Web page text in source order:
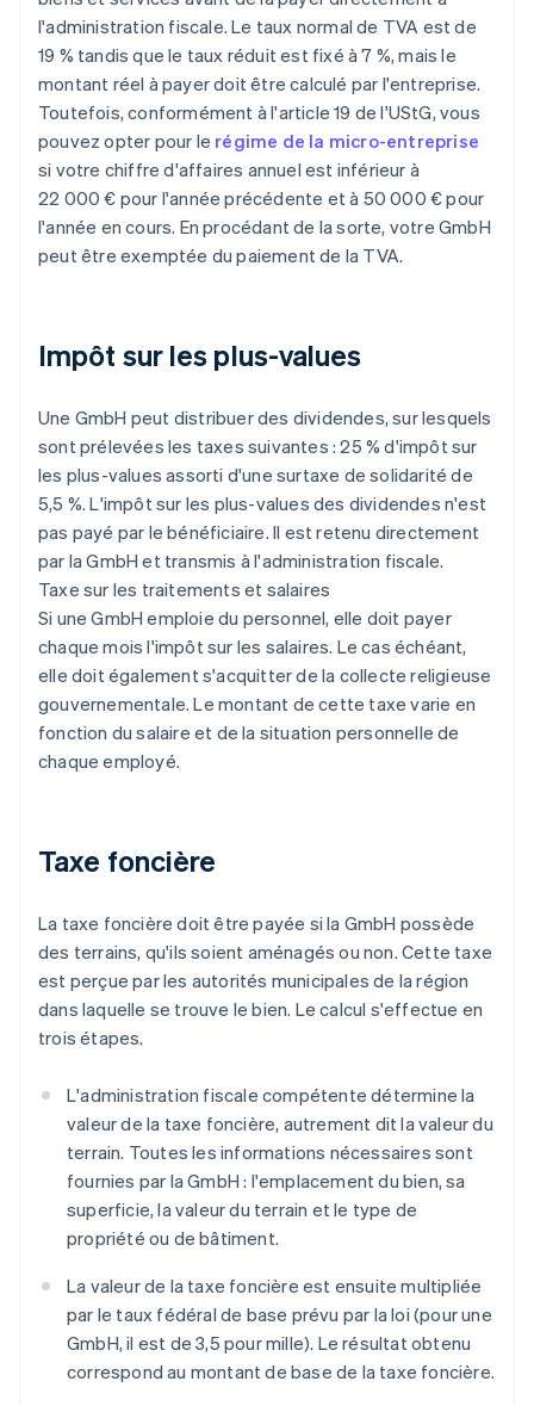
l'administration fiscale. Le taux normal de TVA est de
19 % tandis que le taux réduit est fixé à 7 %, mais le
montant réel à payer doit être calculé par l'entreprise.
Toutefois, conformément à l'article 19 de l'UStG, vous
pouvez opter pour le régime de la micro-entreprise
si votre chiffre d'affaires annuel est inférieur à
22 000 € pour l'année précédente et à 50 000 € pour
l'année en cours. En procédant de la sorte, votre GmbH
peut être exemptée du paiement de la TVA.
Impôt sur les plus-values
Une GmbH peut distribuer des dividendes, sur lesquels
sont prélevées les taxes suivantes : 25 % d'impôt sur
les plus-values assorti d'une surtaxe de solidarité de
5,5 %. L'impôt sur les plus-values des dividendes n'est
pas payé par le bénéficiaire. Il est retenu directement
par la GmbH et transmis à l'administration fiscale.
Taxe sur les traitements et salaires
Si une GmbH emploie du personnel, elle doit payer
chaque mois l'impôt sur les salaires. Le cas échéant,
elle doit également s'acquitter de la collecte religieuse
gouvernementale. Le montant de cette taxe varie en
fonction du salaire et de la situation personnelle de
chaque employé.
Taxe foncière
La taxe foncière doit être payée si la GmbH possède
des terrains, qu'ils soient aménagés ou non. Cette taxe
est perçue par les autorités municipales de la région
dans laquelle se trouve le bien. Le calcul s'effectue en
trois étapes.
L'administration fiscale compétente détermine la
valeur de la taxe foncière, autrement dit la valeur du
terrain. Toutes les informations nécessaires sont
fournies par la GmbH : l'emplacement du bien, sa
superficie, la valeur du terrain et le type de
propriété ou de bâtiment.
La valeur de la taxe foncière est ensuite multipliée
par le taux fédéral de base prévu par la loi (pour une
GmbH, il est de 3,5 pour mille). Le résultat obtenu
correspond au montant de base de la taxe foncière.